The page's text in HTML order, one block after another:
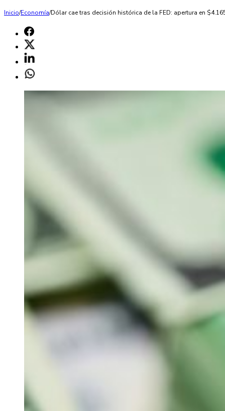
Inicio/Economía/Dólar cae tras decisión histórica de la FED: apertura en